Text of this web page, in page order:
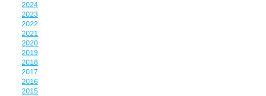
2024
2023
2022
2021
2020
2019
2018
2017
2016
2015